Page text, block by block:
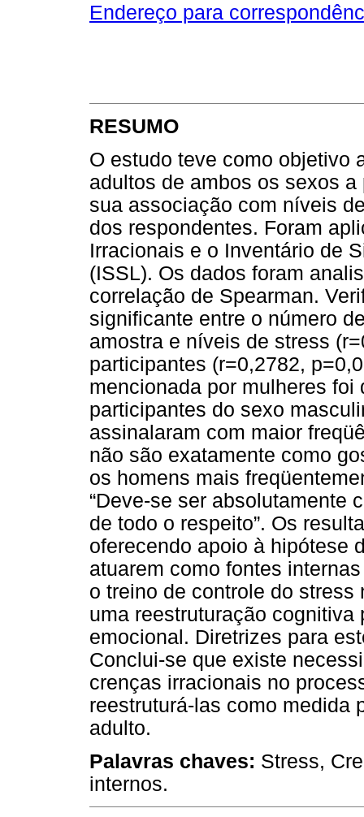
Endereço para
RESUMO
O estudo teve como objetivo
adultos de ambos os sexos
sua associação com níveis
dos respondentes. Foram
Irracionais e o Inventário de
(ISSL). Os dados foram
correlação de Spearman.
significante entre o número
amostra e níveis de stress
participantes (r=0,2782,
mencionada por mulheres
participantes do sexo
assinalaram com maior
não são exatamente como
os homens mais
“Deve-se ser absolutamente
de todo o respeito”. Os
oferecendo apoio à hipótese
atuarem como fontes
o treino de controle do
uma reestruturação
emocional. Diretrizes para
Conclui-se que existe
crenças irracionais no
reestruturá-las como medida
adulto.
Palavras chaves: Stress,
internos.